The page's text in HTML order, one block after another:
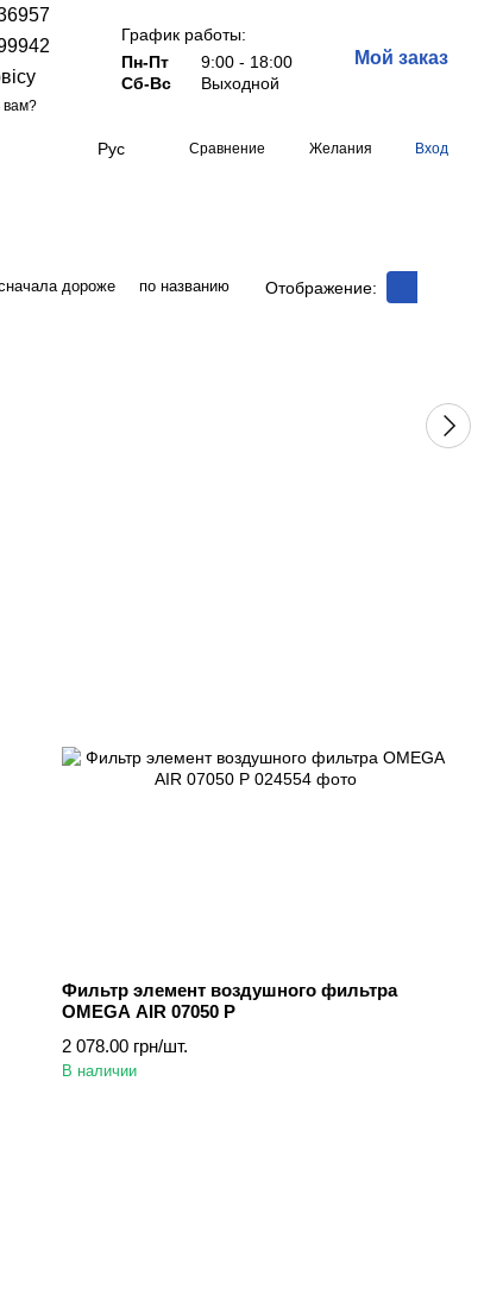
вам?
График работы:
Пн-Пт
9:00 - 18:00
Сб-Вс
Выходной
Мой заказ
Рус Сравнение Желания Вход
дороже по названию Отображение:
Фильтр элемент воздушного фильтра
OMEGA AIR 07050 P
2 078.00 грн/шт.
В наличии